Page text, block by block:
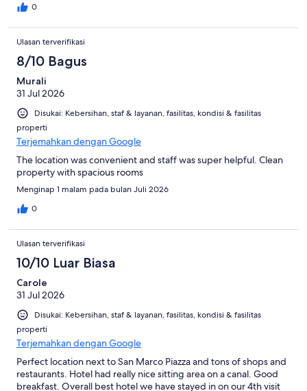
0
Ulasan terverifikasi
8/10 Bagus
Murali
31 Jul 2026
Disukai: Kebersihan, staf & layanan, fasilitas, kondisi & fasilitas
properti
Terjemahkan dengan Google
The location was convenient and staff was super helpful. Clean
property with spacious rooms
Menginap 1 malam pada bulan Juli 2026
0
Ulasan terverifikasi
10/10 Luar Biasa
Carole
31 Jul 2026
Disukai: Kebersihan, staf & layanan, fasilitas, kondisi & fasilitas
properti
Terjemahkan dengan Google
Perfect location next to San Marco Piazza and tons of shops and
restaurants. Hotel had really nice sitting area on a canal. Good
breakfast. Overall best hotel we have stayed in on our 4th visit